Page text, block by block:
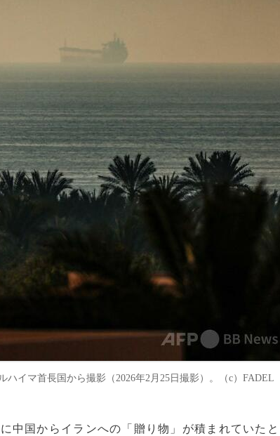
イマ首長国から撮影（2026年2月25日撮影）。（c）FADEL
中国からイランへの「贈り物」が積まれていたと